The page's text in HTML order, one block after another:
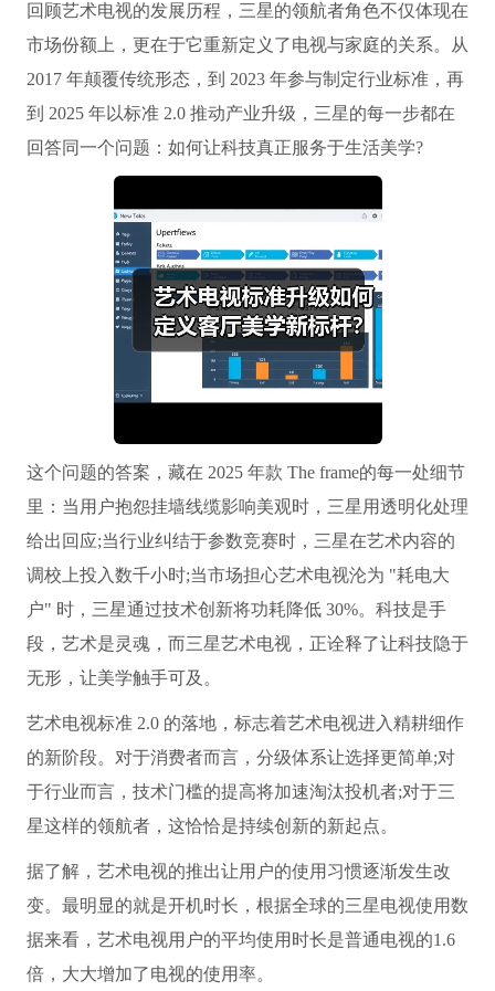
回顾艺术电视的发展历程，三星的领航者角色不仅体现在
市场份额上，更在于它重新定义了电视与家庭的关系。从
2017 年颠覆传统形态，到 2023 年参与制定行业标准，再
到 2025 年以标准 2.0 推动产业升级，三星的每一步都在
回答同一个问题：如何让科技真正服务于生活美学?
这个问题的答案，藏在 2025 年款 The frame的每一处细节
里：当用户抱怨挂墙线缆影响美观时，三星用透明化处理
给出回应;当行业纠结于参数竞赛时，三星在艺术内容的
调校上投入数千小时;当市场担心艺术电视沦为 "耗电大
户" 时，三星通过技术创新将功耗降低 30%。科技是手
段，艺术是灵魂，而三星艺术电视，正诠释了让科技隐于
无形，让美学触手可及。
艺术电视标准 2.0 的落地，标志着艺术电视进入精耕细作
的新阶段。对于消费者而言，分级体系让选择更简单;对
于行业而言，技术门槛的提高将加速淘汰投机者;对于三
星这样的领航者，这恰恰是持续创新的新起点。
据了解，艺术电视的推出让用户的使用习惯逐渐发生改
变。最明显的就是开机时长，根据全球的三星电视使用数
据来看，艺术电视用户的平均使用时长是普通电视的1.6
倍，大大增加了电视的使用率。